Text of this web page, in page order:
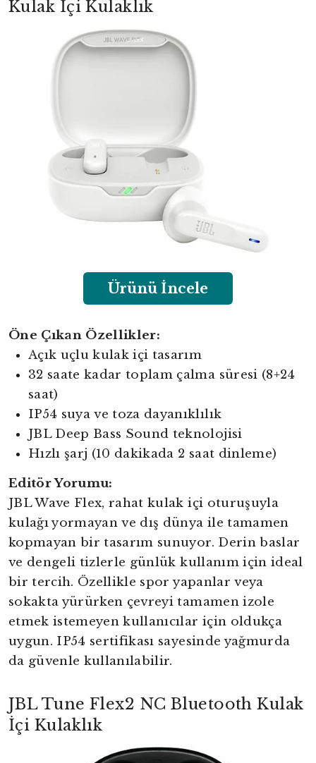
Kulak İçi Kulaklık
Ürünü İncele
Öne Çıkan Özellikler:
Açık uçlu kulak içi tasarım
32 saate kadar toplam çalma süresi (8+24
saat)
IP54 suya ve toza dayanıklılık
JBL Deep Bass Sound teknolojisi
Hızlı şarj (10 dakikada 2 saat dinleme)
Editör Yorumu:
JBL Wave Flex, rahat kulak içi oturuşuyla
kulağı yormayan ve dış dünya ile tamamen
kopmayan bir tasarım sunuyor. Derin baslar
ve dengeli tizlerle günlük kullanım için ideal
bir tercih. Özellikle spor yapanlar veya
sokakta yürürken çevreyi tamamen izole
etmek istemeyen kullanıcılar için oldukça
uygun. IP54 sertifikası sayesinde yağmurda
da güvenle kullanılabilir.
JBL Tune Flex2 NC Bluetooth Kulak
İçi Kulaklık